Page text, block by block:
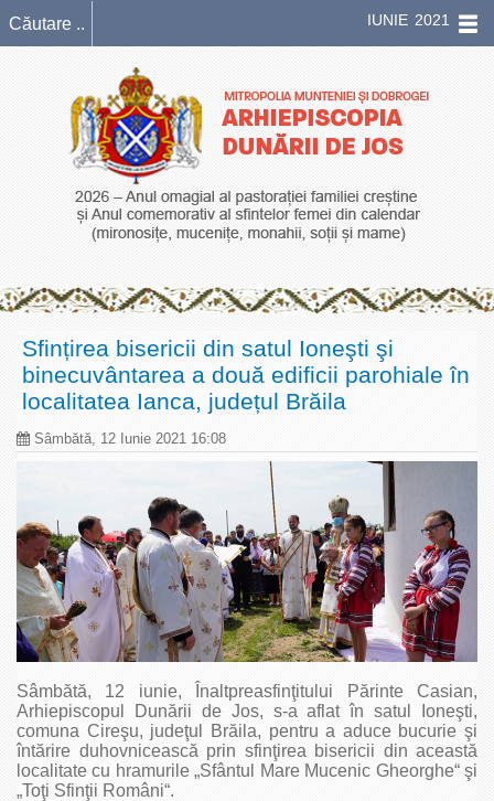
IUNIE 2021
Sfințirea bisericii din satul Ioneşti şi
binecuvântarea a două edificii parohiale în
localitatea Ianca, județul Brăila
Sâmbătă, 12 Iunie 2021 16:08
Sâmbătă, 12 iunie, Înaltpreasfinţitului Părinte Casian,
Arhiepiscopul Dunării de Jos, s-a aflat în satul Ioneşti,
comuna Cireşu, judeţul Brăila, pentru a aduce bucurie şi
întărire duhovnicească prin sfinţirea bisericii din această
localitate cu hramurile „Sfântul Mare Mucenic Gheorghe“ şi
„Toţi Sfinţii Români“.